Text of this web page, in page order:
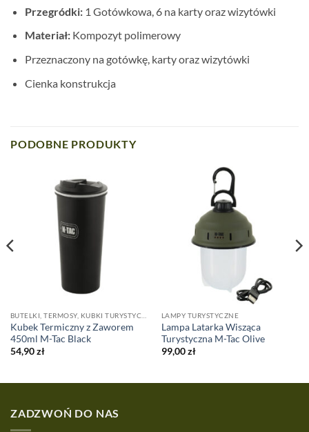
Przegródki:1 Gotówkowa, 6 na karty oraz wizytówki
Materiał:Kompozyt polimerowy
Przeznaczony na gotówkę, karty oraz wizytówki
Cienka konstrukcja
PODOBNE PRODUKTY
Kubek Termiczny z Zaworem
450ml M-Tac Black
54,90zł
LAMPY TURYSTYCZNE
Lampa Latarka Wisząca
Turystyczna M-Tac Olive
99,00zł
ZADZWOŃ DO NAS